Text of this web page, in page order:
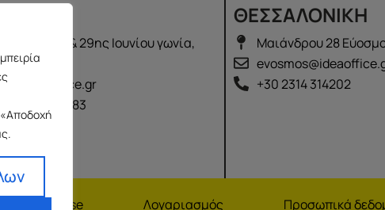
«Αποδοχή
Μελά & 29ης Ιουνίου γωνία,
62100
23213 02583
ΘΕΣΣΑΛΟΝΙΚΗ
Μαιάνδρου 28
+30 2314 314202
Franchise Λογαριασμός Προσωπικά